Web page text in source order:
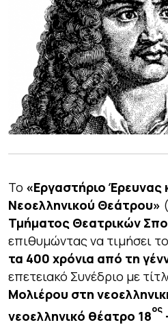
Το «Εργαστήριο Έρευνας
Νεοελληνικού Θεάτρου»
Τμήματος Θεατρικών
επιθυμώντας να τιμήσει το
τα 400 χρόνια από τη
επετειακό Συνέδριο με
Μολιέρου στη
νεοελληνικό θέατρο 18ος